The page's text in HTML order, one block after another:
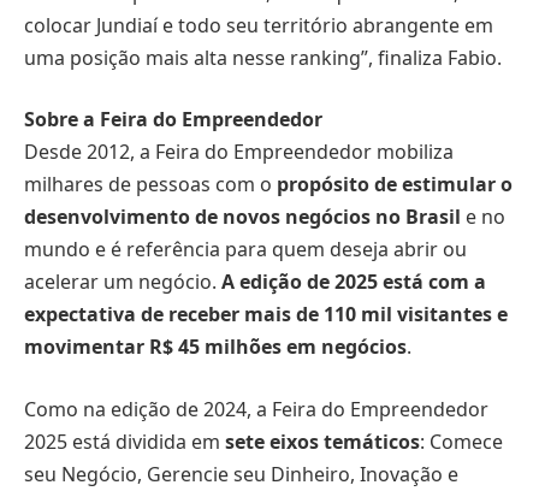
colocar Jundiaí e todo seu território abrangente em
uma posição mais alta nesse ranking”, finaliza Fabio.
Sobre a Feira do Empreendedor
Desde 2012, a Feira do Empreendedor mobiliza
milhares de pessoas com o propósito de estimular o
desenvolvimento de novos negócios no Brasil e no
mundo e é referência para quem deseja abrir ou
acelerar um negócio. A edição de 2025 está com a
expectativa de receber mais de 110 mil visitantes e
movimentar R$ 45 milhões em negócios.
Como na edição de 2024, a Feira do Empreendedor
2025 está dividida em sete eixos temáticos: Comece
seu Negócio, Gerencie seu Dinheiro, Inovação e